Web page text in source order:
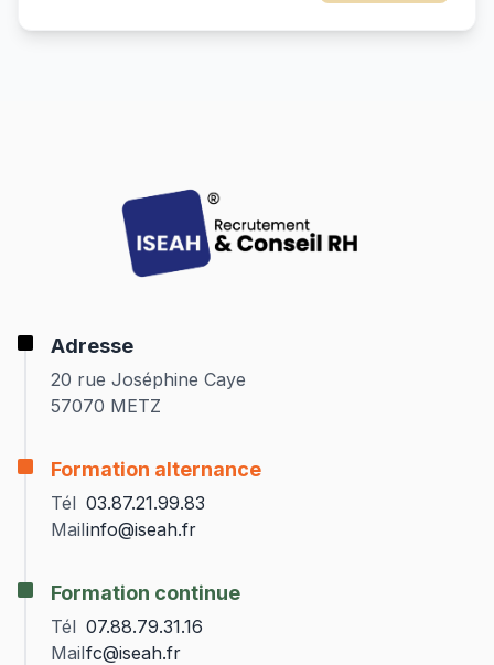
Adresse
20 rue Joséphine Caye
57070 METZ
Formation alternance
Tél 03.87.21.99.83
Mailinfo@iseah.fr
Formation continue
Tél 07.88.79.31.16
Mailfc@iseah.fr